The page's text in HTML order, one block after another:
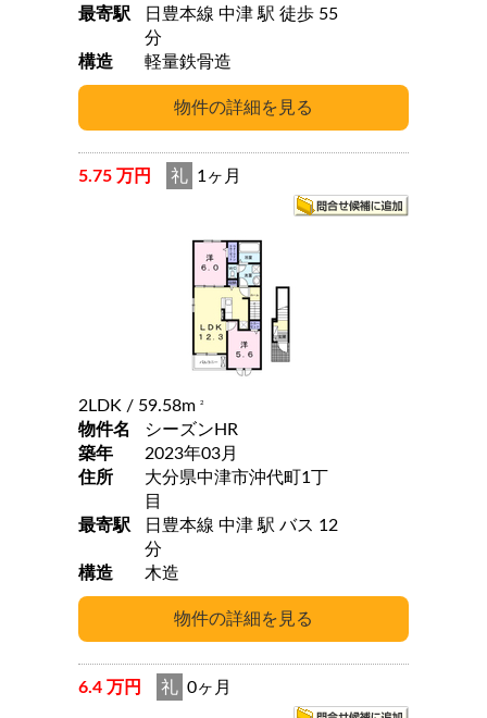
最寄駅
日豊本線 中津 駅 徒歩 55
分
構造
軽量鉄骨造
5.75 万円 礼 1ヶ月
2LDK / 59.58m 2
物件名
シーズンHR
築年
2023年03月
住所
大分県中津市沖代町1丁
目
最寄駅
日豊本線 中津 駅 バス 12
分
構造
木造
6.4 万円 礼 0ヶ月